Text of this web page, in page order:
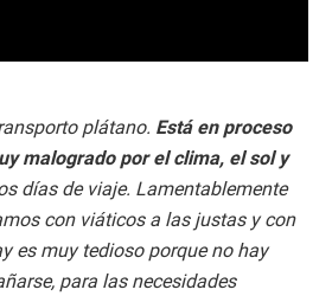
plátano. Está en proceso
malogrado por el clima, el sol y
días de viaje. Lamentablemente
con viáticos a las justas y con
es muy tedioso porque no hay
para las necesidades